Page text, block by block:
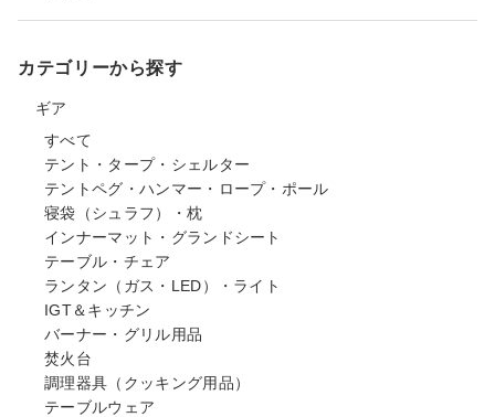
カテゴリーから探す
ギア
すべて
テント・タープ・シェルター
テントペグ・ハンマー・ロープ・ポール
寝袋（シュラフ）・枕
インナーマット・グランドシート
テーブル・チェア
ランタン（ガス・LED）・ライト
IGT＆キッチン
バーナー・グリル用品
焚火台
調理器具（クッキング用品）
テーブルウェア